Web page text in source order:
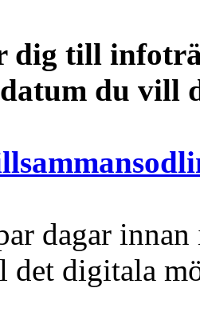
dig till
du vill
dagar
det digitala